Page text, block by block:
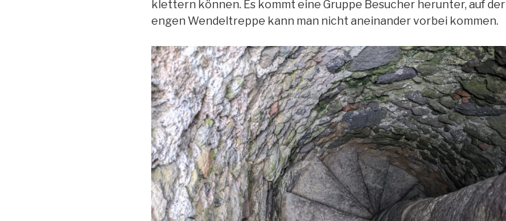
klettern können. Es kommt eine Gruppe Besucher herunter, auf der
engen Wendeltreppe kann man nicht aneinander vorbei kommen.